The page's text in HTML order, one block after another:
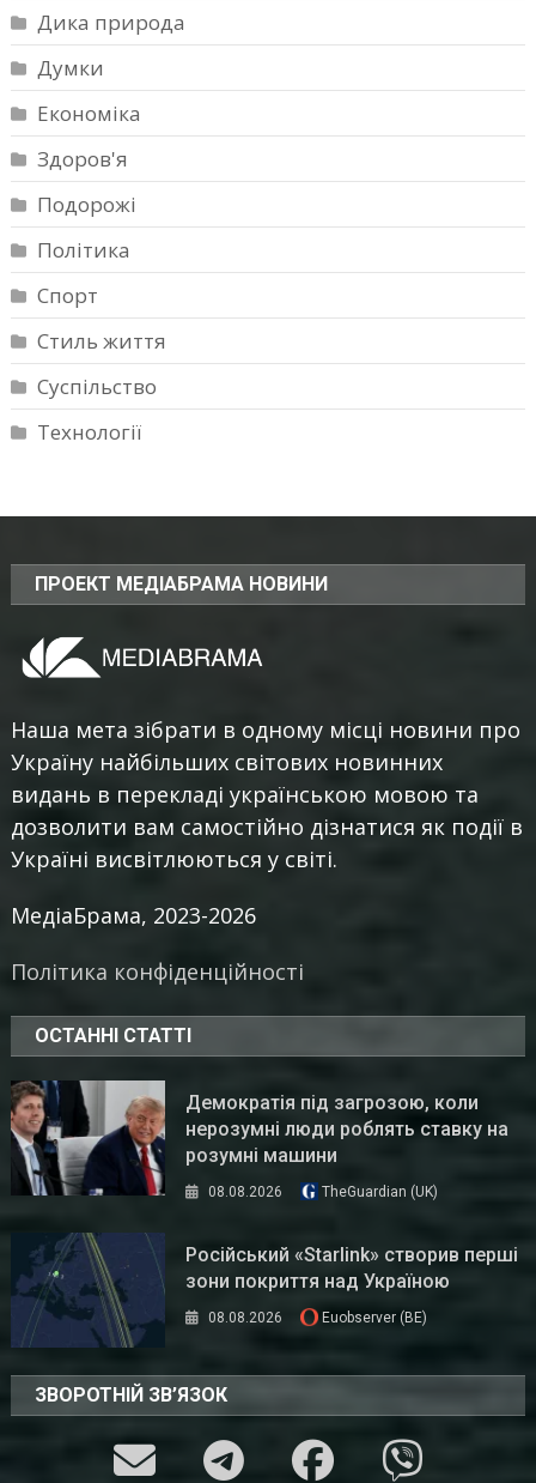
Дика природа
Думки
Економіка
Здоров'я
Подорожі
Політика
Спорт
Стиль життя
Суспільство
Технології
ПРОЕКТ МЕДІАБРАМА НОВИНИ
Наша мета зібрати в одному місці новини про
Україну найбільших світових новинних
видань в перекладі українською мовою та
дозволити вам самостійно дізнатися як події в
Україні висвітлюються у світі.
МедіаБрама, 2023-2026
Політика конфіденційності
ОСТАННІ СТАТТІ
Демократія під загрозою, коли
нерозумні люди роблять ставку на
розумні машини
08.08.2026 TheGuardian (UK)
Російський «Starlink» створив перші
зони покриття над Україною
08.08.2026 Euobserver (BE)
ЗВОРОТНІЙ ЗВ’ЯЗОК